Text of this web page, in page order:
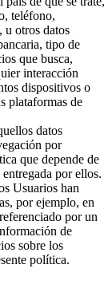
teléfono,
u otros datos
tipo de
que busca,
interacción
dispositivos o
plataformas de
datos
por
que depende de
por ellos.
Usuarios han
por ejemplo, en
por un
de
sobre los
política.